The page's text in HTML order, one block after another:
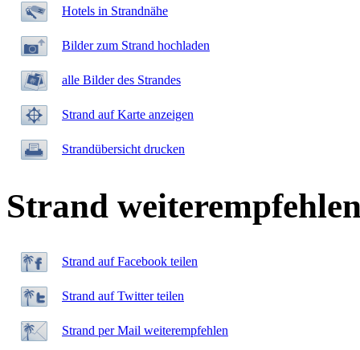
Hotels in Strandnähe
Bilder zum Strand hochladen
alle Bilder des Strandes
Strand auf Karte anzeigen
Strandübersicht drucken
Strand
Strand auf Facebook teilen
Strand auf Twitter teilen
Strand per Mail weiterempfehlen